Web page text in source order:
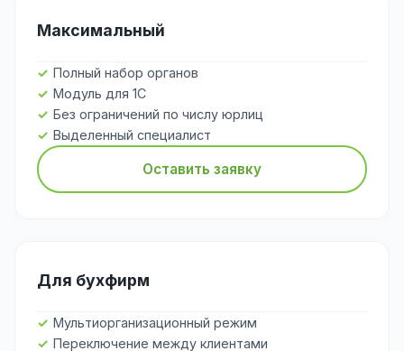
Максимальный
Полный набор органов
Модуль для 1С
Без ограничений по числу юрлиц
Выделенный специалист
Оставить заявку
Для бухфирм
Мультиорганизационный режим
Переключение между клиентами